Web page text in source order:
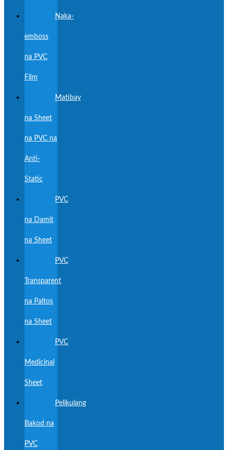
Naka-
emboss
na PVC
Film
Matibay
na Sheet
na PVC na
Anti-
Static
PVC
na Damit
na Sheet
PVC
Transparent
na Paltos
na Sheet
PVC
Medicinal
Sheet
Pelikulang
Bakod na
PVC